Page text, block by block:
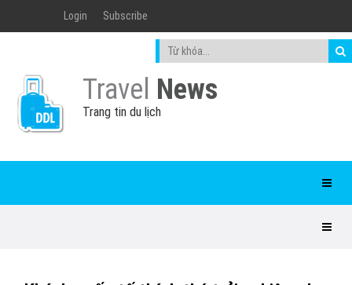
Login Subscribe
Travel News
Trang tin du lịch